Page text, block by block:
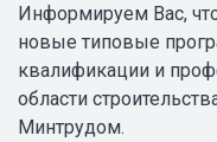
Информируем Вас,
новые типовые
квалификации и
области
Минтрудом.